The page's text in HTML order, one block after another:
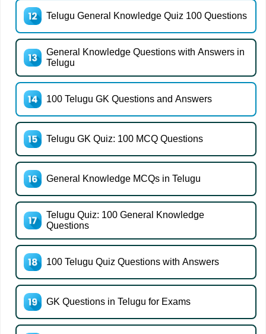
Telugu General Knowledge Quiz 100 Questions
General Knowledge Questions with Answers in
Telugu
100 Telugu GK Questions and Answers
Telugu GK Quiz: 100 MCQ Questions
General Knowledge MCQs in Telugu
Telugu Quiz: 100 General Knowledge
Questions
100 Telugu Quiz Questions with Answers
GK Questions in Telugu for Exams